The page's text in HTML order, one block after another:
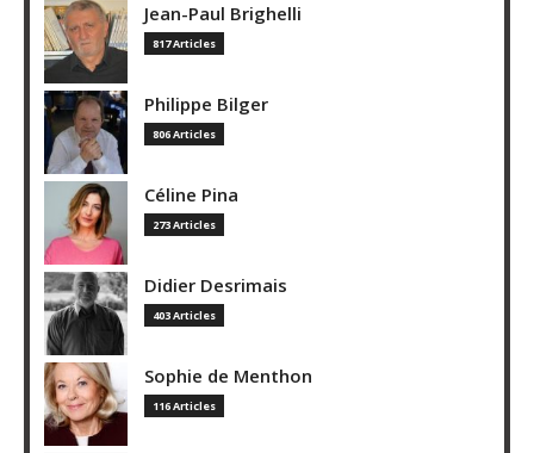
Jean-Paul Brighelli
817 Articles
Philippe Bilger
806 Articles
Céline Pina
273 Articles
Didier Desrimais
403 Articles
Sophie de Menthon
116 Articles